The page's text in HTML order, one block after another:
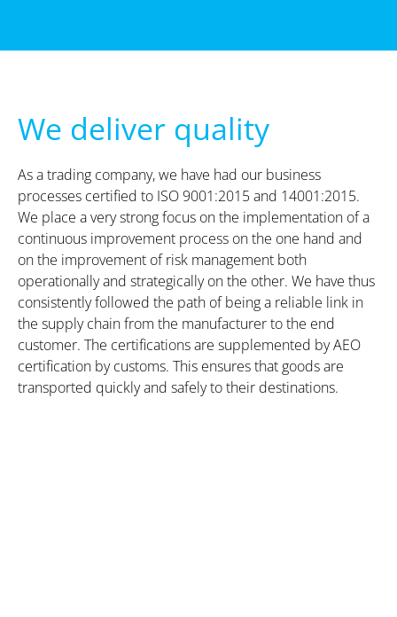
We deliver quality
As a trading company, we have had our business
processes certified to ISO 9001:2015 and 14001:2015.
We place a very strong focus on the implementation of a
continuous improvement process on the one hand and
on the improvement of risk management both
operationally and strategically on the other. We have thus
consistently followed the path of being a reliable link in
the supply chain from the manufacturer to the end
customer. The certifications are supplemented by AEO
certification by customs. This ensures that goods are
transported quickly and safely to their destinations.